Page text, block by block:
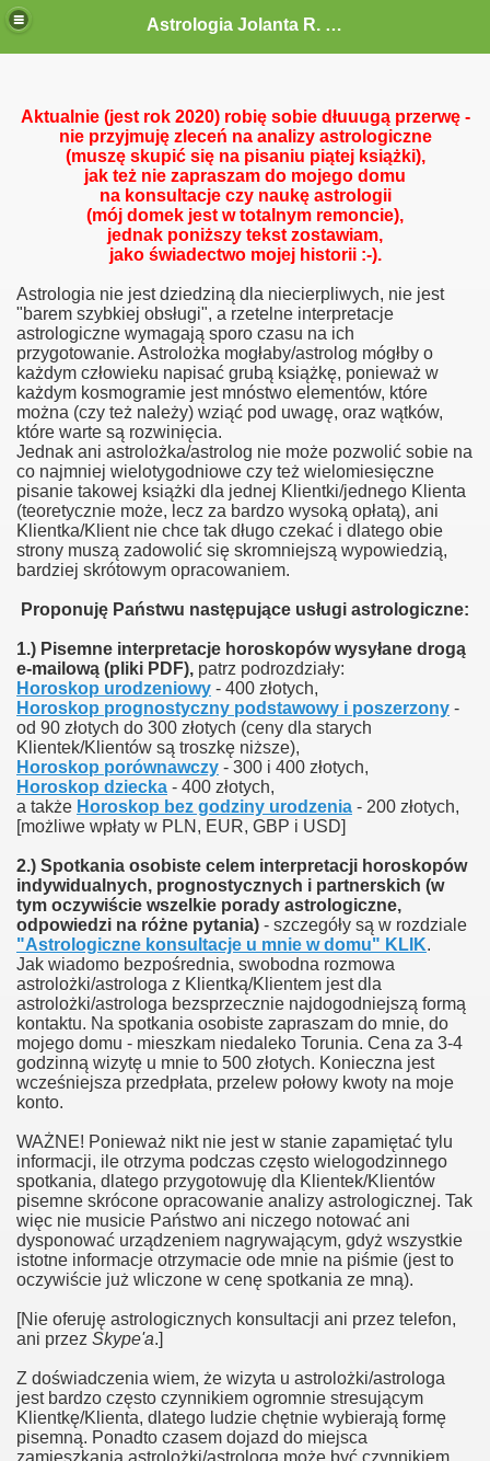
Astrologia Jolanta R. G.-Gołębiewska
Aktualnie (jest rok 2020) robię sobie dłuuugą przerwę -
nie przyjmuję zleceń na analizy astrologiczne
(muszę skupić się na pisaniu piątej książki),
jak też nie zapraszam do mojego domu
na konsultacje czy naukę astrologii
(mój domek jest w totalnym remoncie),
jednak poniższy tekst zostawiam,
jako świadectwo mojej historii :-).
Astrologia nie jest dziedziną dla niecierpliwych, nie jest
"barem szybkiej obsługi", a rzetelne interpretacje
astrologiczne wymagają sporo czasu na ich
przygotowanie. Astrolożka mogłaby/astrolog mógłby o
każdym człowieku napisać grubą książkę, ponieważ w
każdym kosmogramie jest mnóstwo elementów, które
można (czy też należy) wziąć pod uwagę, oraz wątków,
które warte są rozwinięcia.
Jednak ani astrolożka/astrolog nie może pozwolić sobie na
co najmniej wielotygodniowe czy też wielomiesięczne
pisanie takowej książki dla jednej Klientki/jednego Klienta
(teoretycznie może, lecz za bardzo wysoką opłatą), ani
Klientka/Klient nie chce tak długo czekać i dlatego obie
strony muszą zadowolić się skromniejszą wypowiedzią,
bardziej skrótowym opracowaniem.
Proponuję Państwu następujące usługi astrologiczne:
1.) Pisemne interpretacje horoskopów wysyłane drogą
e-mailową (pliki PDF), patrz podrozdziały:
Horoskop urodzeniowy - 400 złotych,
Horoskop prognostyczny podstawowy i poszerzony -
od 90 złotych do 300 złotych (ceny dla starych
Klientek/Klientów są troszkę niższe),
Horoskop porównawczy - 300 i 400 złotych,
Horoskop dziecka - 400 złotych,
a także Horoskop bez godziny urodzenia - 200 złotych,
[możliwe wpłaty w PLN, EUR, GBP i USD]
2.) Spotkania osobiste celem interpretacji horoskopów
indywidualnych, prognostycznych i partnerskich (w
tym oczywiście wszelkie porady astrologiczne,
odpowiedzi na różne pytania) - szczegóły są w rozdziale
"Astrologiczne konsultacje u mnie w domu" KLIK.
Jak wiadomo bezpośrednia, swobodna rozmowa
astrolożki/astrologa z Klientką/Klientem jest dla
astrolożki/astrologa bezsprzecznie najdogodniejszą formą
kontaktu. Na spotkania osobiste zapraszam do mnie, do
mojego domu - mieszkam niedaleko Torunia. Cena za 3-4
godzinną wizytę u mnie to 500 złotych. Konieczna jest
wcześniejsza przedpłata, przelew połowy kwoty na moje
konto.
WAŻNE! Ponieważ nikt nie jest w stanie zapamiętać tylu
informacji, ile otrzyma podczas często wielogodzinnego
spotkania, dlatego przygotowuję dla Klientek/Klientów
pisemne skrócone opracowanie analizy astrologicznej. Tak
więc nie musicie Państwo ani niczego notować ani
dysponować urządzeniem nagrywającym, gdyż wszystkie
istotne informacje otrzymacie ode mnie na piśmie (jest to
oczywiście już wliczone w cenę spotkania ze mną).
[Nie oferuję astrologicznych konsultacji ani przez telefon,
ani przez Skype'a.]
Z doświadczenia wiem, że wizyta u astrolożki/astrologa
jest bardzo często czynnikiem ogromnie stresującym
Klientkę/Klienta, dlatego ludzie chętnie wybierają formę
pisemną. Ponadto czasem dojazd do miejsca
zamieszkania astrolożki/astrologa może być czynnikiem